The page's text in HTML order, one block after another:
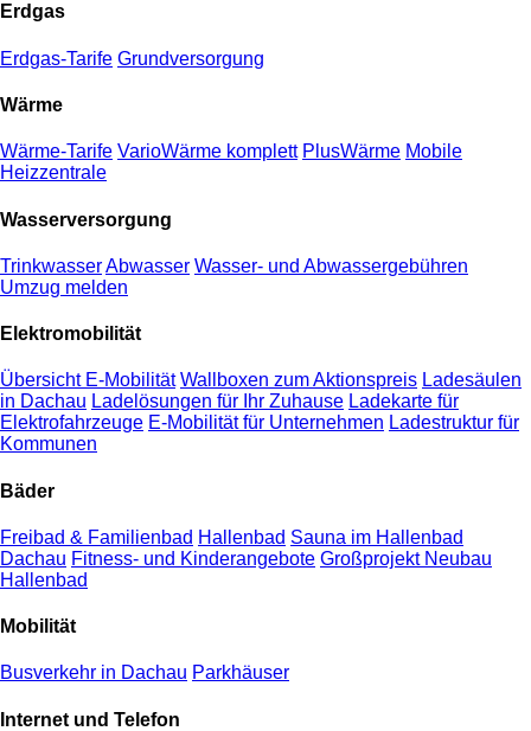
Erdgas
Erdgas-Tarife Grundversorgung
Wärme
Wärme-Tarife VarioWärme komplett PlusWärme Mobile
Heizzentrale
Wasserversorgung
TrinkwasserAbwasser Wasser- und Abwassergebühren
Umzug melden
Elektromobilität
Übersicht E-Mobilität Wallboxen zum Aktionspreis Ladesäulen
in Dachau Ladelösungen für Ihr Zuhause Ladekarte für
Elektrofahrzeuge E-Mobilität für Unternehmen Ladestruktur für
Kommunen
Bäder
Freibad & Familienbad Hallenbad Sauna im Hallenbad
Dachau Fitness- und Kinderangebote Großprojekt Neubau
Hallenbad
Mobilität
Busverkehr in Dachau Parkhäuser
Internet und Telefon